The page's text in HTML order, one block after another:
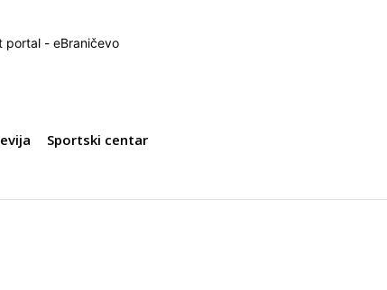
portal - eBraničevo
Sportski centar